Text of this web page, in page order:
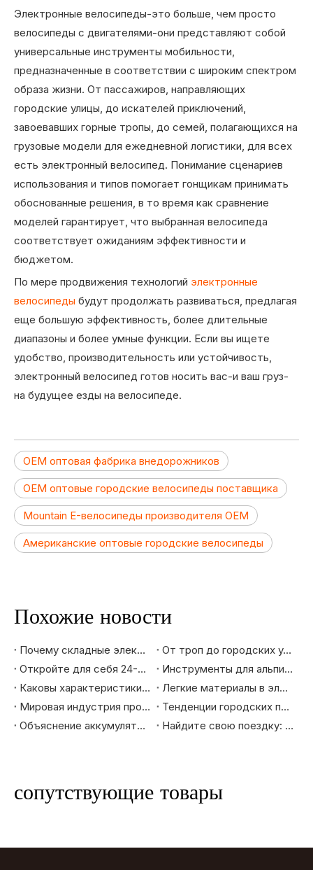
Электронные велосипеды-это больше, чем просто
велосипеды с двигателями-они представляют собой
универсальные инструменты мобильности,
предназначенные в соответствии с широким спектром
образа жизни. От пассажиров, направляющих
городские улицы, до искателей приключений,
завоевавших горные тропы, до семей, полагающихся на
грузовые модели для ежедневной логистики, для всех
есть электронный велосипед. Понимание сценариев
использования и типов помогает гонщикам принимать
обоснованные решения, в то время как сравнение
моделей гарантирует, что выбранная велосипеда
соответствует ожиданиям эффективности и
бюджетом.
По мере продвижения технологий электронные
велосипеды будут продолжать развиваться, предлагая
еще большую эффективность, более длительные
диапазоны и более умные функции. Если вы ищете
удобство, производительность или устойчивость,
электронный велосипед готов носить вас-и ваш груз-
на будущее езды на велосипеде.
OEM оптовая фабрика внедорожников
OEM оптовые городские велосипеды поставщика
Mountain E-велосипеды производителя OEM
Американские оптовые городские велосипеды
Похожие новости
Почему складные электронные велосипеды лидируют в тренде городской мобильности: рыночные преимущества, которые вы должны знать
От троп до городских улиц: как выбрать горный велосипед, который действительно вам подходит
Откройте для себя 24-дюймовый горный электровелосипед: ваш лучший помощник в езде
Инструменты для альпинизма и приключений - как горные электронные велосипеды меняют опыт езды на велосипеде на открытом воздухе
Каковы характеристики велосипедов высокого уровня, экспортируемых на рынки Европы и Америки?
Легкие материалы в электровелосипедах: повышение скорости, запаса хода и долговечности
Мировая индустрия производства велосипедов: эволюция и будущие тенденции
Тенденции городских поездок: почему городские велосипеды — идеальный выбор для будущего
Объяснение аккумулятора и системы питания электронного велосипеда Fat Tire: как они обеспечивают большую дальность действия и высокую эффективность
Найдите свою поездку: лучшие электронные велосипеды для поездок по городу, длительных туров и приключений по бездорожью
сопутствующие товары